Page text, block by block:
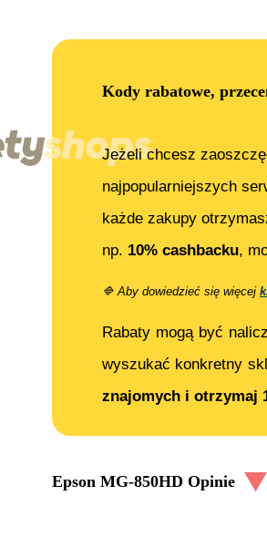
Kody rabatowe,
Jeżeli chcesz
najpopularniejszych
każde zakupy
np. 10% cashbacku,
🔷 Aby dowiedzieć się więcej
Rabaty mogą być
wyszukać konkretny
znajomych i otrzymaj
Epson MG-850HD Opinie